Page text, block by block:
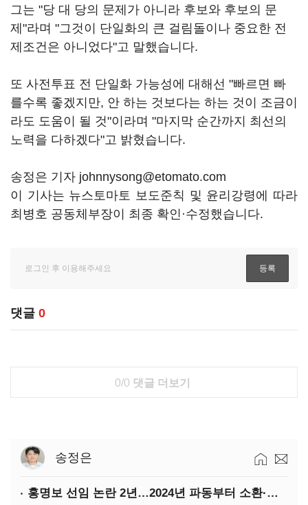
그는 "당 대 당의 문제가 아니라 후보와 후보의 문
제"라며 "그것이 단일화의 큰 걸림돌이나 중요한 전
제조건은 아니었다"고 말했습니다.
또 사전투표 전 단일화 가능성에 대해선 "빠르면 빠
를수록 좋겠지만, 안 하는 것보다는 하는 것이 조금이
라도 도움이 될 것"이라며 "마지막 순간까지 최선의
노력을 다하겠다"고 밝혔습니다.
송정은 기자 johnnysong@etomato.com
이 기사는 뉴스토마토 보도준칙 및 윤리강령에 따라
최병호 공동체부장이 최종 확인·수정했습니다.
댓글 0
0/0 댓글 더보기
송정은
홍명보 선임 논란 2년…2024년 파동부터 소환·압색까지